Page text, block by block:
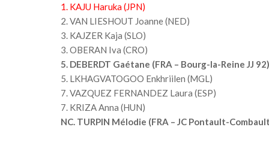
1. KAJU Haruka (JPN)
2. VAN LIESHOUT Joanne (NED)
3. KAJZER Kaja (SLO)
3. OBERAN Iva (CRO)
5. DEBERDT Gaétane (FRA – Bourg-la-Reine JJ 92)
5. LKHAGVATOGOO Enkhriilen (MGL)
7. VAZQUEZ FERNANDEZ Laura (ESP)
7. KRIZA Anna (HUN)
NC. TURPIN Mélodie (FRA – JC Pontault-